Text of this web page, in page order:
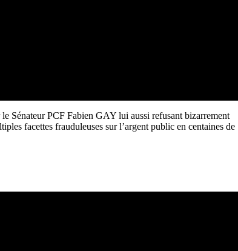
Sénateur PCF Fabien GAY lui aussi refusant bizarrement
facettes frauduleuses sur l’argent public en centaines de